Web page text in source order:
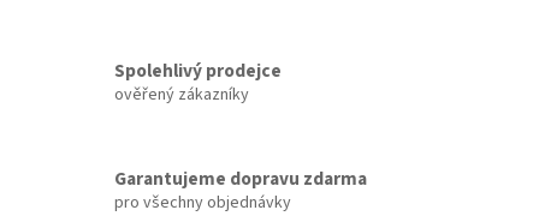
Spolehlivý prodejce
ověřený zákazníky
Garantujeme dopravu zdarma
pro všechny objednávky